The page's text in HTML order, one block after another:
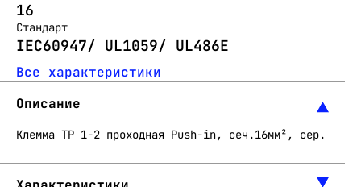
16
Стандарт
IEC60947/ UL1059/ UL486E
Все характеристики
Описание
Клемма TP 1-2 проходная Push-in, сеч.16мм², сер.